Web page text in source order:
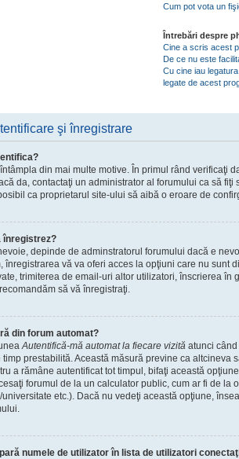
Cum pot vota un
Întrebări despre
Cine a scris acest
De ce nu este
Cu cine iau
legate de acest
şi înregistrare
din mai multe motive. În primul rând verificaţi
da, contactaţi un administrator al forumului ca să fiţi
ca proprietarul site-ului să aibă o eroare de
înregistrez?
depinde de adminstratorul forumului dacă e
înregistrarea vă va oferi acces la opţiuni care nu sunt
trimiterea de email-uri altor utilizatori, înscrierea în
să vă înregistraţi.
din forum automat?
Autentifică-mă automat la fiecare vizită atunci
prestabilită. Această măsură previne ca altcineva
a rămâne autentificat tot timpul, bifaţi această
forumul de la un calculator public, cum ar fi de la
etc.). Dacă nu vedeţi această opţiune,
numele de utilizator în lista de utilizatori